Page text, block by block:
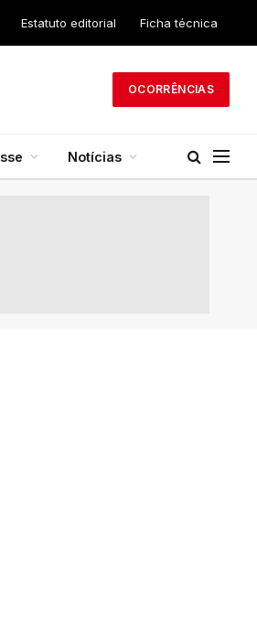
Estatuto editorial Ficha técnica
OCORRÊNCIAS
Notícias